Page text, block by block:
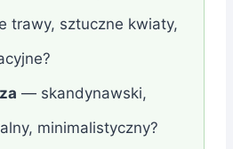
trawy, sztuczne kwiaty,
— skandynawski,
minimalistyczny?